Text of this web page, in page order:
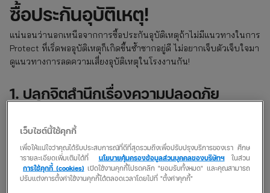
ซื้อประกันอุบัติเหตุ!
แน่นอนว่านอกเหนือจากการซื้อประกันอุบัติเหตุถ้าไม่มีแนวทางในการ
Protect ที่เริ่ดพออุบัติเหตุก็เกิดขึ้นซ้ำซากอยู่ดี ไม่อยากเจ็บตัวเจ็บใจมา
ดูแนวทางการลดความเสี่ยงอุบัติเหตุในโรงงานกัน!
1. ปลุกจิตสำนึกเรื่องความปลอดภัย
ปลอดภัยตลอดเวลา! ยึดหลัก Safety first ในทุกการกระทำ เพื่อให้ทุก
คนเข้าใจตรงกันในข้อปฏิบัติ ถ้ามองข้ามข้อนี้ไปเชื่อว่าประกันอุบัติเหตุ
ส่วนบุคคลรายปีออนไลน์ที่สมัครไว้ต้องรับสายแจ้งเหตุกันฉ่ำแน่!
2. ประเมินความเสี่ยงตลอดเวลา
เว็บไซต์นี้ใช้คุกกี้
เพื่อให้แน่ใจว่าคุณได้รับประสบการณ์ที่ดีที่สุดรวมถึงเพื่อปรับปรุงบริการของเรา ศึกษ
ารายละเอียดเพิ่มเติมได้ที่
นโยบายคุ้มครองข้อมูลส่วนบุคคลของบริษัทฯในส่วน
การใช้คุกกี้ (cookies) เปิดใช้งานคุกกี้โปรดคลิก "ยอมรับทั้งหมด" และคุณสามารถ
ปรับแต่งการตั้งค่าใช้งานคุกกี้ได้ตลอดเวลาโดยไปที่ "ตั้งค่าคุกกี้"